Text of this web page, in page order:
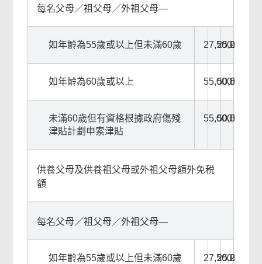
每名父母／祖父母／外祖父母—
如年齡為55歲或以上但未滿60歲 27,500
25,00025,000
如年齡為60歲或以上 55,000
50,00050,000
未滿60歲但有資格根據政府傷殘
津貼計劃申索津貼
55,000
50,00050,000
供養父母及供養祖父母或外祖父母額外免税
額
每名父母／祖父母／外祖父母—
如年齡為55歲或以上但未滿60歲 27,500
25,00025,000